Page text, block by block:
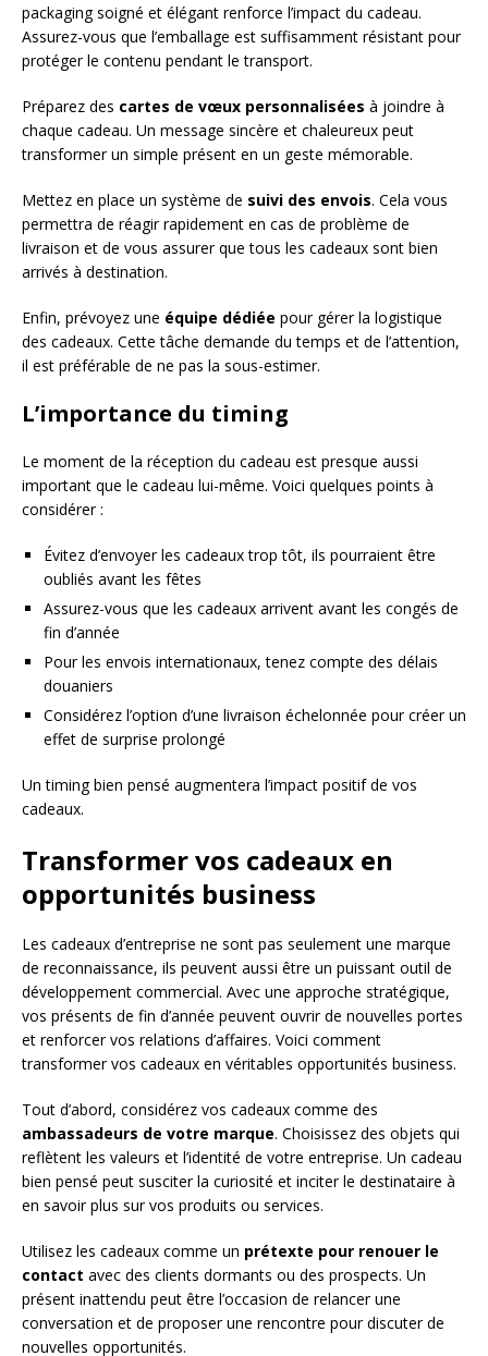
packaging soigné et élégant renforce l’impact du cadeau.
Assurez-vous que l’emballage est suffisamment résistant pour
protéger le contenu pendant le transport.
Préparez des cartes de vœux personnalisées à joindre à
chaque cadeau. Un message sincère et chaleureux peut
transformer un simple présent en un geste mémorable.
Mettez en place un système de suivi des envois. Cela vous
permettra de réagir rapidement en cas de problème de
livraison et de vous assurer que tous les cadeaux sont bien
arrivés à destination.
Enfin, prévoyez une équipe dédiée pour gérer la logistique
des cadeaux. Cette tâche demande du temps et de l’attention,
il est préférable de ne pas la sous-estimer.
L’importance du timing
Le moment de la réception du cadeau est presque aussi
important que le cadeau lui-même. Voici quelques points à
considérer :
Évitez d’envoyer les cadeaux trop tôt, ils pourraient être
oubliés avant les fêtes
Assurez-vous que les cadeaux arrivent avant les congés de
fin d’année
Pour les envois internationaux, tenez compte des délais
douaniers
Considérez l’option d’une livraison échelonnée pour créer un
effet de surprise prolongé
Un timing bien pensé augmentera l’impact positif de vos
cadeaux.
Transformer vos cadeaux en
opportunités business
Les cadeaux d’entreprise ne sont pas seulement une marque
de reconnaissance, ils peuvent aussi être un puissant outil de
développement commercial. Avec une approche stratégique,
vos présents de fin d’année peuvent ouvrir de nouvelles portes
et renforcer vos relations d’affaires. Voici comment
transformer vos cadeaux en véritables opportunités business.
Tout d’abord, considérez vos cadeaux comme des
ambassadeurs de votre marque. Choisissez des objets qui
reflètent les valeurs et l’identité de votre entreprise. Un cadeau
bien pensé peut susciter la curiosité et inciter le destinataire à
en savoir plus sur vos produits ou services.
Utilisez les cadeaux comme un prétexte pour renouer le
contact avec des clients dormants ou des prospects. Un
présent inattendu peut être l’occasion de relancer une
conversation et de proposer une rencontre pour discuter de
nouvelles opportunités.